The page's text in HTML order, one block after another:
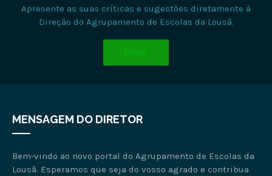
Apresente as suas críticas e sugestões diretamente à
Direção do Agrupamento de Escolas da Lousã.
EMAIL
MENSAGEM DO DIRETOR
Bem-vindo ao novo portal do Agrupamento de Escolas da
Lousã. Esperamos que seja do vosso agrado e contribua